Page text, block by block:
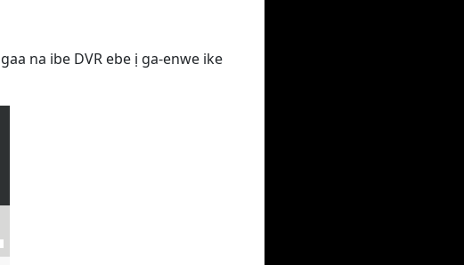
na ibe DVR ebe ị ga-enwe ike